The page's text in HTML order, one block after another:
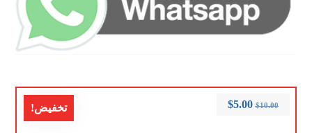
تخفيض! $10.00
$5.00